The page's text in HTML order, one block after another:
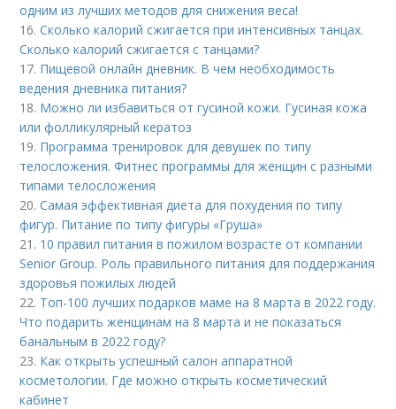
одним из лучших методов для снижения веса!
16.Сколько калорий сжигается при интенсивных танцах.
Сколько калорий сжигается с танцами?
17. Пищевой онлайн дневник. В чем необходимость
ведения дневника питания?
18. Можно ли избавиться от гусиной кожи. Гусиная кожа
или фолликулярный кератоз
19. Программа тренировок для девушек по типу
телосложения. Фитнес программы для женщин с разными
типами телосложения
20.Самая эффективная диета для похудения по типу
фигур. Питание по типу фигуры «Груша»
21. 10 правил питания в пожилом возрасте от компании
Senior Group. Роль правильного питания для поддержания
здоровья пожилых людей
22. Топ-100 лучших подарков маме на 8 марта в 2022 году.
Что подарить женщинам на 8 марта и не показаться
банальным в 2022 году?
23. Как открыть успешный салон аппаратной
косметологии. Где можно открыть косметический
кабинет